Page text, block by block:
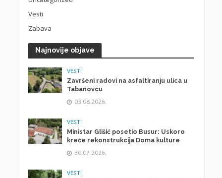
Vesti
Zabava
Najnovije objave
VESTI
Završeni radovi na asfaltiranju ulica u
Tabanovcu
03.08.2026.
VESTI
Ministar Glišić posetio Busur: Uskoro
kreće rekonstrukcija Doma kulture
30.07.2026.
VESTI